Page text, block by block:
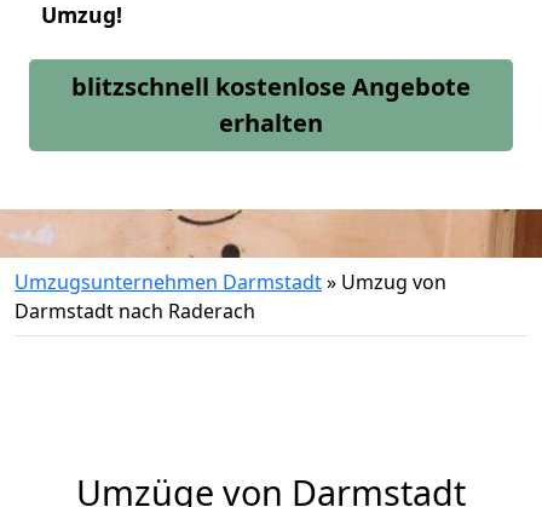
Umzug!
blitzschnell kostenlose Angebote
erhalten
Umzugsunternehmen Darmstadt» Umzug von
Darmstadt nach Raderach
Umzüge von Darmstadt